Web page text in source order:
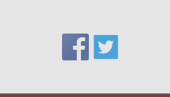
06 51 040 025